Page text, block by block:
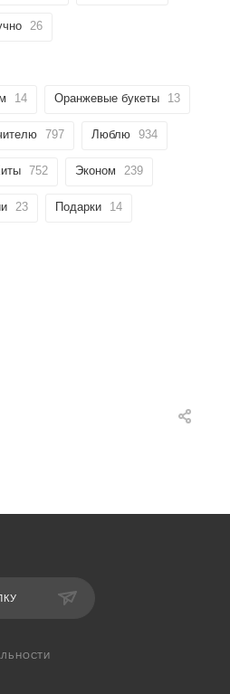
26
14 Оранжевые букеты 13
797 Люблю 934
752 Эконом 239
23 Подарки 14